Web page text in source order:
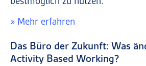
» Mehr erfahren
Das Büro der Zukunft: Was
Activity Based Working?